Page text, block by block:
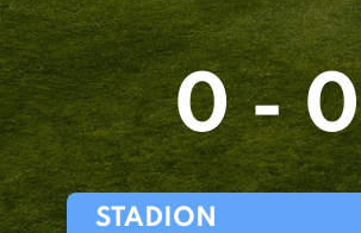
0 - 0
STADION